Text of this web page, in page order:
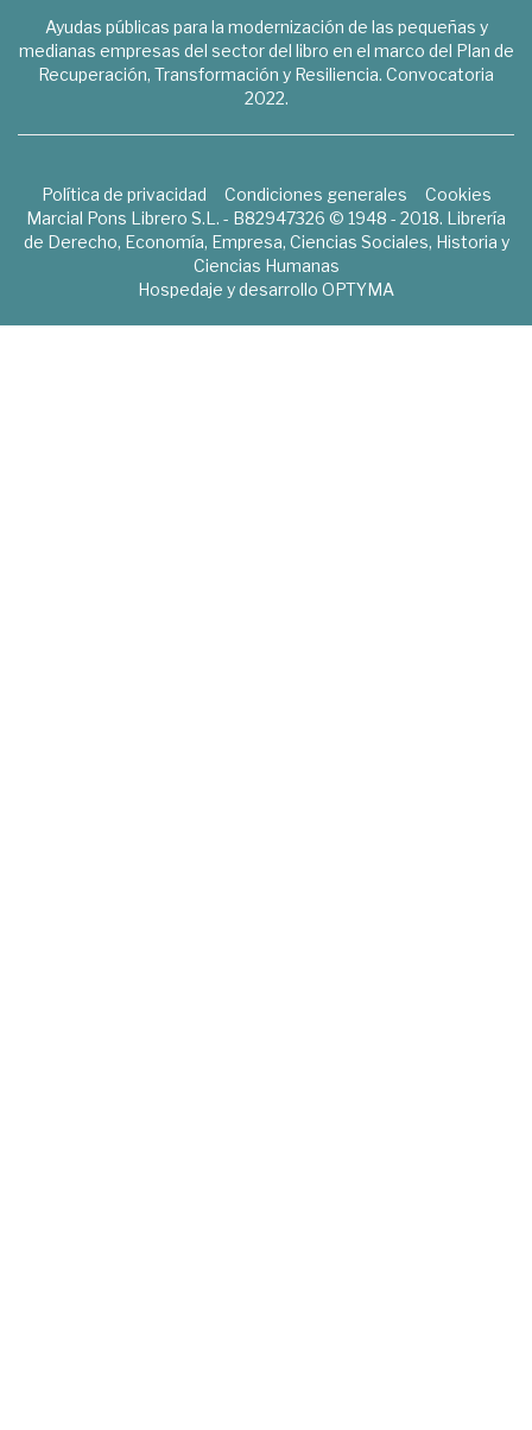
Ayudas públicas para la modernización de las pequeñas y
medianas empresas del sector del libro en el marco del Plan de
Recuperación, Transformación y Resiliencia. Convocatoria
2022.
Política de privacidad Condiciones generales
Cookies
Marcial Pons Librero S.L. - B82947326 © 1948 - 2018. Librería
de Derecho, Economía, Empresa, Ciencias Sociales, Historia y
Ciencias Humanas
Hospedaje y desarrollo OPTYMA